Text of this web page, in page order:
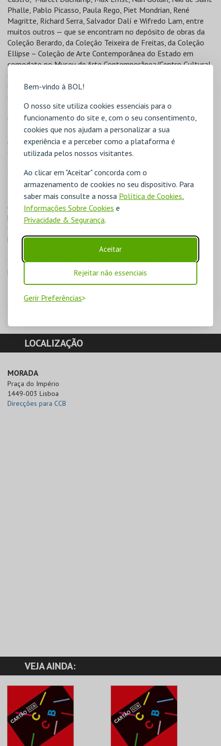
Bem-vindo à BOL!
O nosso site utiliza cookies essenciais para o
funcionamento do site e, com o seu consentimento,
cookies que nos ajudam a personalizar a sua
experiência e a perceber como a plataforma é
utilizada pelos nossos visitantes.
Ao clicar em "Aceitar" concorda com o
armazenamento de cookies no seu dispositivo. Para
saber mais consulte a nossa Política de Cookies,
Informações Sobre Cookies e
Privacidade & Segurança.
Aceitar
Rejeitar não essenciais
Gerir Preferências
Phalle, Pablo Picasso, Paula Rego, Piet Mondrian, René
Magritte, Richard Serra, Salvador Dalí e Wifredo Lam, entre
muitos outros — que se encontram no depósito de obras da
Coleção Berardo, da Coleção Teixeira de Freitas, da Coleção
Ellipse – Coleção de Arte Contemporânea do Estado em
comodato no Museu de Arte Contemporânea/Centro Cultural
de Belém.
Com um histórico de cerca de 30 anos de atividades
expositivas e museológicas, inicialmente enquanto Centro de
Exposições (1993–2005) e posteriormente como Museu
Coleção Berardo (2006–2022), foi inaugurado em 2023 como
MAC/CCB — Museu de Arte Contemporânea e Centro de
Arquitetura. Localizado no bairro patrimonial por excelência
de Lisboa, contribui para a missão do Centro Cultural de
arquitetura e artes visuais.
NOTA
A Fundação Centro Cultural de Belém reserva-se o direito de
proceder à captação, armazenamento e utilização de registos
de imagem, som e voz, com a finalidade de difusão e de
preservação da memória, quer das suas atividades culturais e
artísticas, quer dos seus espaços. Para quaisquer
esclarecimentos adicionais utilize o endereço eletrónico
privacidade@ccb.pt
PREÇOS
LOCALIZAÇÃO
MORADA
Praça do Império
1449-003 Lisboa
Direcções para CCB
VEJA AINDA: